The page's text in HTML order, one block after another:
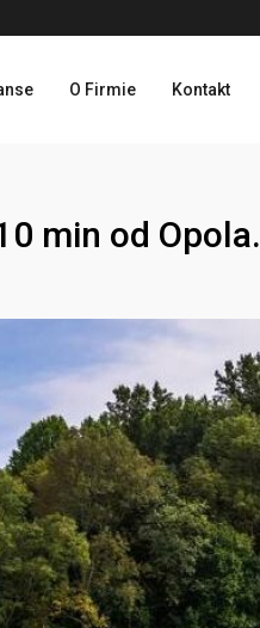
O Firmie Kontakt
min od Opola.